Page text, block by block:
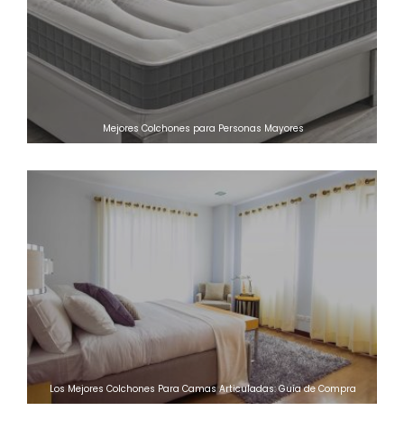
Mejores Colchones para Personas Mayores
Los Mejores Colchones Para Camas Articuladas: Guía de Compra